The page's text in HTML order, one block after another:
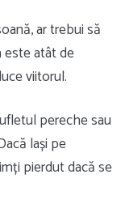
ar trebui să
este atât de
viitorul.
pereche sau
lași pe
pierdut dacă se